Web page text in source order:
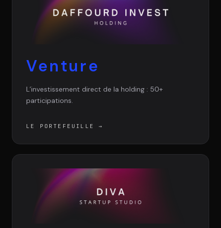
Venture
L’investissement direct de la holding : 50+
participations.
LE PORTEFEUILLE →